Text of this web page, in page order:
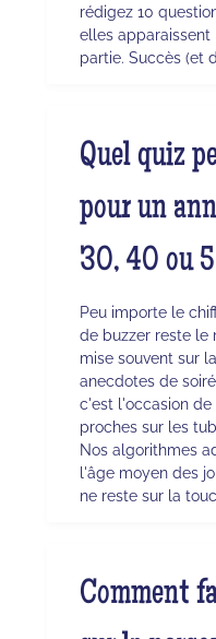
rédigez 10
elles
partie. Succès (et
Quel quiz
pour un
30, 40 ou
Peu importe le
de buzzer reste le
mise souvent sur
anecdotes de
c'est l'occasion
proches sur les
Nos algorithmes
l'âge moyen des
ne reste sur la
Comment